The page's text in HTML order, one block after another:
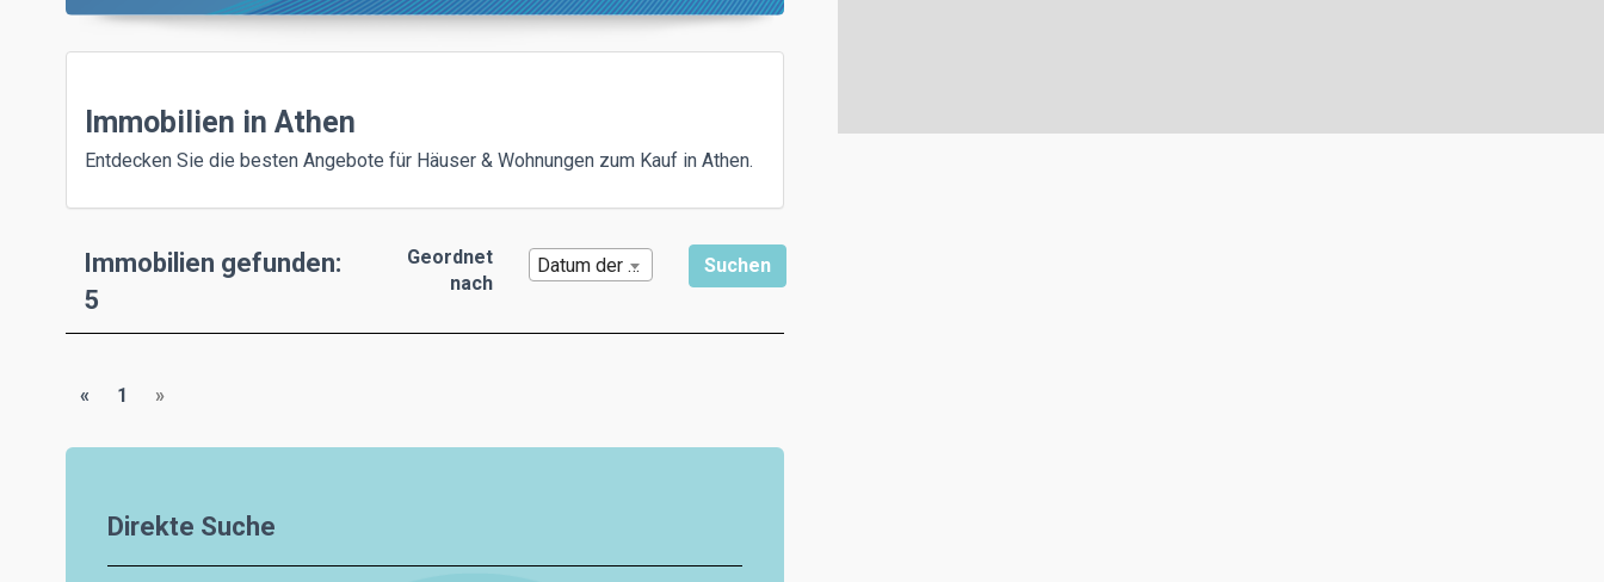
Immobilien in Athen
Entdecken Sie die besten Angebote für Häuser & Wohnungen zum Kauf in Athen.
Immobilien gefunden:
5
Geordnet
nach
Datum der Veröffentlichung
« 1 »
Direkte Suche